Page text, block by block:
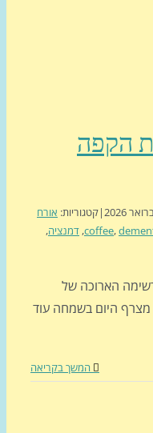
|קטגוריות:אורח
,דמנציה,
של
בשמחה עוד
המשך בקריאה